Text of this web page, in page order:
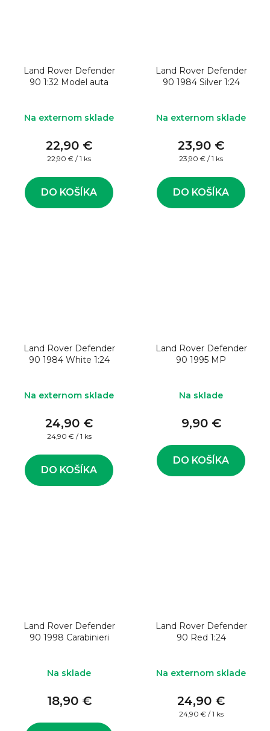
Land Rover Defender
90 1:32 Model auta
Na externom sklade
22,90 €
Jednotková
22,90 € / 1 ks
DO KOŠÍKA
Land Rover Defender
90 1984 Silver 1:24
Na externom sklade
23,90 €
Jednotková
23,90 € / 1 ks
DO KOŠÍKA
Land Rover Defender
90 1984 White 1:24
Na externom sklade
24,90 €
Jednotková
24,90 € / 1 ks
DO KOŠÍKA
Land Rover Defender
90 1995 MP
Na sklade
9,90 €
DO KOŠÍKA
Land Rover Defender
90 1998 Carabinieri
Na sklade
18,90 €
Land Rover Defender
90 Red 1:24
Na externom sklade
24,90 €
Jednotková
24,90 € / 1 ks